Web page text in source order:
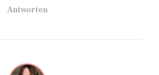
Antworten